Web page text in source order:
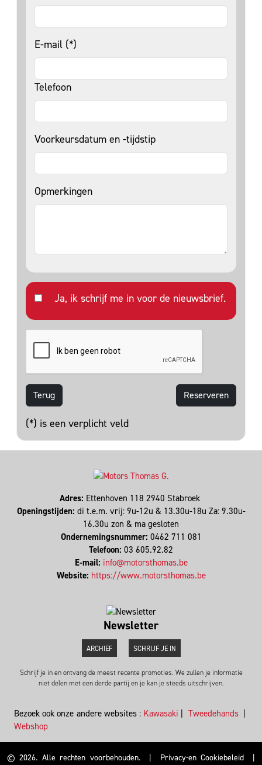
E-mail (*)
Telefoon
Voorkeursdatum en -tijdstip
Opmerkingen
Ja, ik schrijf me in voor de nieuwsbrief.
Terug
(*) is een verplicht veld
Adres: Ettenhoven 118 2940 Stabroek
Openingstijden: di t.e.m. vrij: 9u-12u & 13.30u-18u Za: 9.30u-
16.30u zon & ma gesloten
Ondernemingsnummer: 0462 711 081
Telefoon: 03 605.92.82
E-mail: info@motorsthomas.be
Website: https://www.motorsthomas.be
Newsletter
ARCHIEF SCHRIJF JE IN
Schrijf je in en ontvang de meest recente promoties. We zullen je informatie
niet delen met een derde partij en je kan je steeds uitschrijven.
Bezoek ook onze andere websites : Kawasaki | Tweedehands|
Webshop
© 2026. Alle rechten voorbehouden. | Privacy-en Cookiebeleid
|